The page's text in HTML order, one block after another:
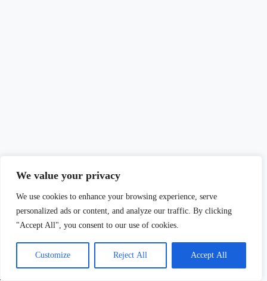
We value your privacy
We use cookies to enhance your browsing experience, serve
personalized ads or content, and analyze our traffic. By clicking
"Accept All", you consent to our use of cookies.
Customize Reject All Accept All